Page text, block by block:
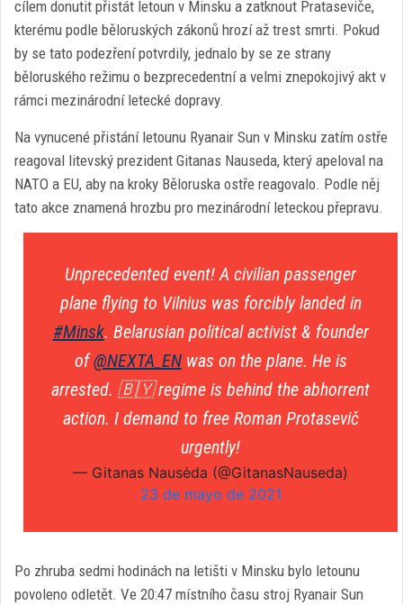
cílem donutit přistát letoun v Minsku a zatknout Prataseviče,
kterému podle běloruských zákonů hrozí až trest smrti. Pokud
by se tato podezření potvrdily, jednalo by se ze strany
běloruského režimu o bezprecedentní a velmi znepokojivý akt v
rámci mezinárodní letecké dopravy.
Na vynucené přistání letounu Ryanair Sun v Minsku zatím ostře
reagoval litevský prezident Gitanas Nauseda, který apeloval na
NATO a EU, aby na kroky Běloruska ostře reagovalo. Podle něj
tato akce znamená hrozbu pro mezinárodní leteckou přepravu.
Unprecedented event! A civilian passenger
plane flying to Vilnius was forcibly landed in
#Minsk. Belarusian political activist & founder
of@NEXTA_ENwas on the plane. He is
arrested. 🇧🇾 regime is behind the abhorrent
action. I demand to free Roman Protasevič
urgently!
— Gitanas Nausėda (@GitanasNauseda)
23 de mayo de 2021
Po zhruba sedmi hodinách na letišti v Minsku bylo letounu
povoleno odletět. Ve 20:47 místního času stroj Ryanair Sun